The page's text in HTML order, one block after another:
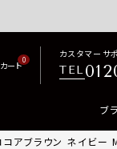
retro.jp商品はすべて
0
カスタマーサ
TEL
ブ
アブラウン ネイビー